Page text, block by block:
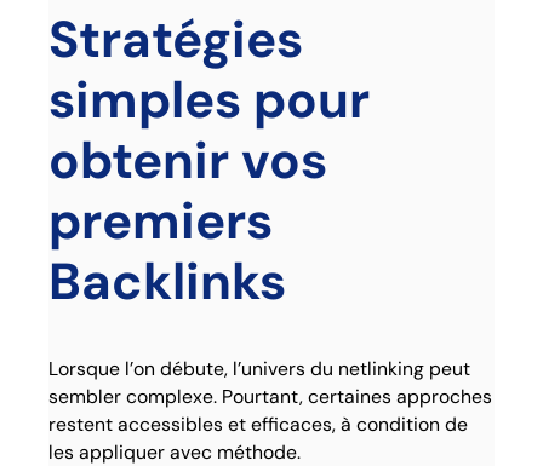
Stratégies
simples pour
obtenir vos
premiers
Backlinks
Lorsque l’on débute, l’univers du netlinking peut
sembler complexe. Pourtant, certaines approches
restent accessibles et efficaces, à condition de
les appliquer avec méthode.